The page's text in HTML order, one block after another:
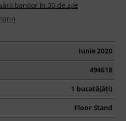
banilor în 30 de zile
Iunie 2020
494618
1 bucată(ăţi)
Floor Stand